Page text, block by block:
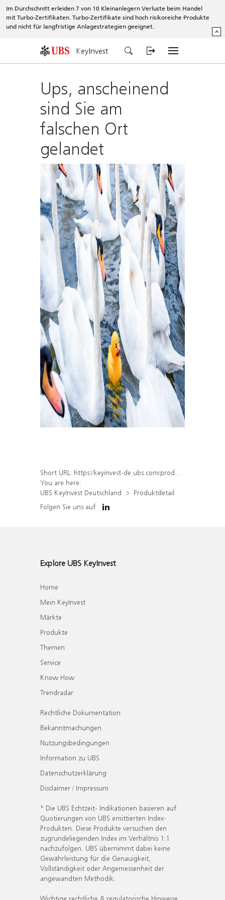
Im Durchschnitt erleiden 7 von 10 Kleinanlegern Verluste beim Handel
mit Turbo-Zertifikaten. Turbo-Zertifikate sind hoch risikoreiche Produkte
und nicht für langfristige Anlagestrategien geeignet.
^
KeyInvest
Ups, anscheinend
sind Sie am
falschen Ort
gelandet
Short URL: https://keyinvest-de.ubs.com/produkt/detail/index/isin/DE000WA8N7M5
You are here:
UBS KeyInvest Deutschland
Produktdetail
Folgen Sie uns auf
Explore UBS KeyInvest
Home
Mein KeyInvest
Märkte
Produkte
Themen
Service
Know How
Trendradar
Rechtliche Dokumentation
Bekanntmachungen
Nutzungsbedingungen
Information zu UBS
Datenschutzerklärung
Disclaimer / Impressum
* Die UBS Echtzeit- Indikationen basieren auf
Quotierungen von UBS emittierten Index-
Produkten. Diese Produkte versuchen den
zugrundeliegenden Index im Verhältnis 1:1
nachzufolgen. UBS übernimmt dabei keine
Gewährleistung für die Genauigkeit,
Vollständigkeit oder Angemessenheit der
angewandten Methodik.